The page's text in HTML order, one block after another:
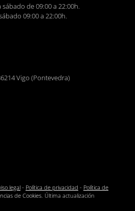
de 09:00 a 22:00h.
09:00 a 22:00h.
Vigo (Pontevedra)
legal - Política de privacidad - Política de
de Cookies. Última actualización